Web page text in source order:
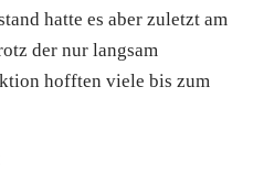
hatte es aber zuletzt am
der nur langsam
hofften viele bis zum